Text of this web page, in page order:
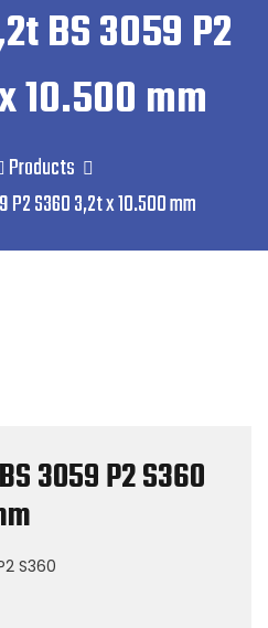
BS 3059 P2
10.500 mm
Products
P2 S360 3,2t x 10.500 mm
3059 P2 S360
S360